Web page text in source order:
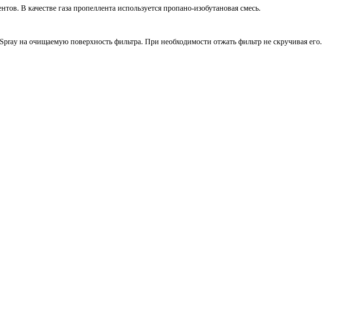
В качестве газа пропеллента используется пропано-изобутановая смесь.
на очищаемую поверхность фильтра. При необходимости отжать фильтр не скручивая его.